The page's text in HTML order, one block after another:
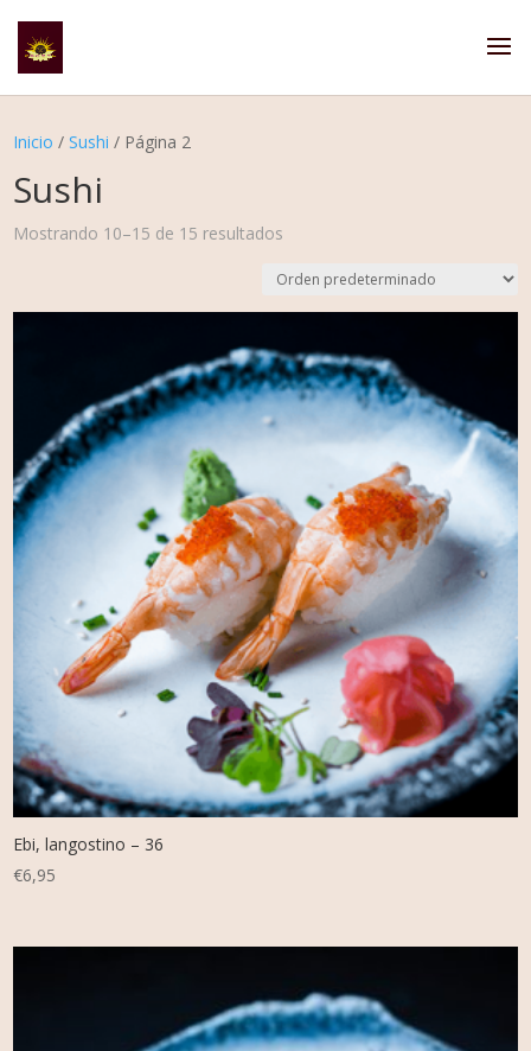
Inicio /Sushi / Página 2
Sushi
Mostrando 10–15 de 15 resultados
Ebi, langostino – 36
€6,95